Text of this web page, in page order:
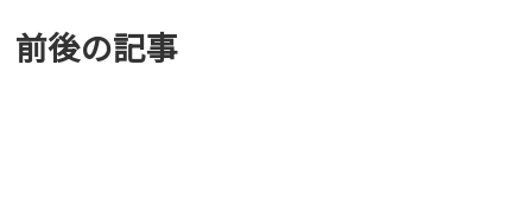
前後の記事